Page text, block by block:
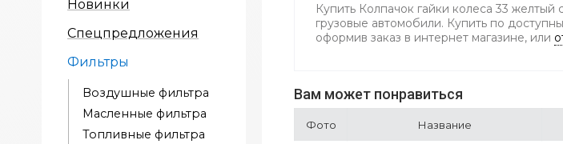
Новинки
Спецпредложения
Фильтры
Воздушные фильтра
Масленные фильтра
Топливные фильтра
Купить Колпачок гайки колеса 33
грузовые автомобили. Купить по
оформив заказ в интернет магазине, или
Вам может понравиться
Фото Название